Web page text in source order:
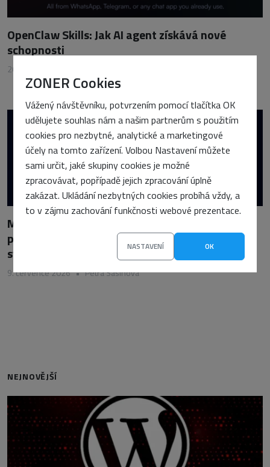
ZONER Cookies
Vážený návštěvníku, potvrzením pomocí tlačítka OK
udělujete souhlas nám a našim partnerům s použitím
cookies pro nezbytné, analytické a marketingové
účely na tomto zařízení. Volbou Nastavení můžete
sami určit, jaké skupiny cookies je možné
zpracovávat, popřípadě jejich zpracování úplně
zakázat. Ukládání nezbytných cookies probíhá vždy, a
to v zájmu zachování funkčnosti webové prezentace.
NASTAVENÍ OK
OpenClaw Skills: Jak AI agent získává nové
schopnosti
26. března 2026
Model Context Protocol (MCP): Standard, který
propojuje AI s aplikacemi, daty i firemními
systémy
9. července 2026 • Petra Sasínová
NEJNOVĚJŠÍ